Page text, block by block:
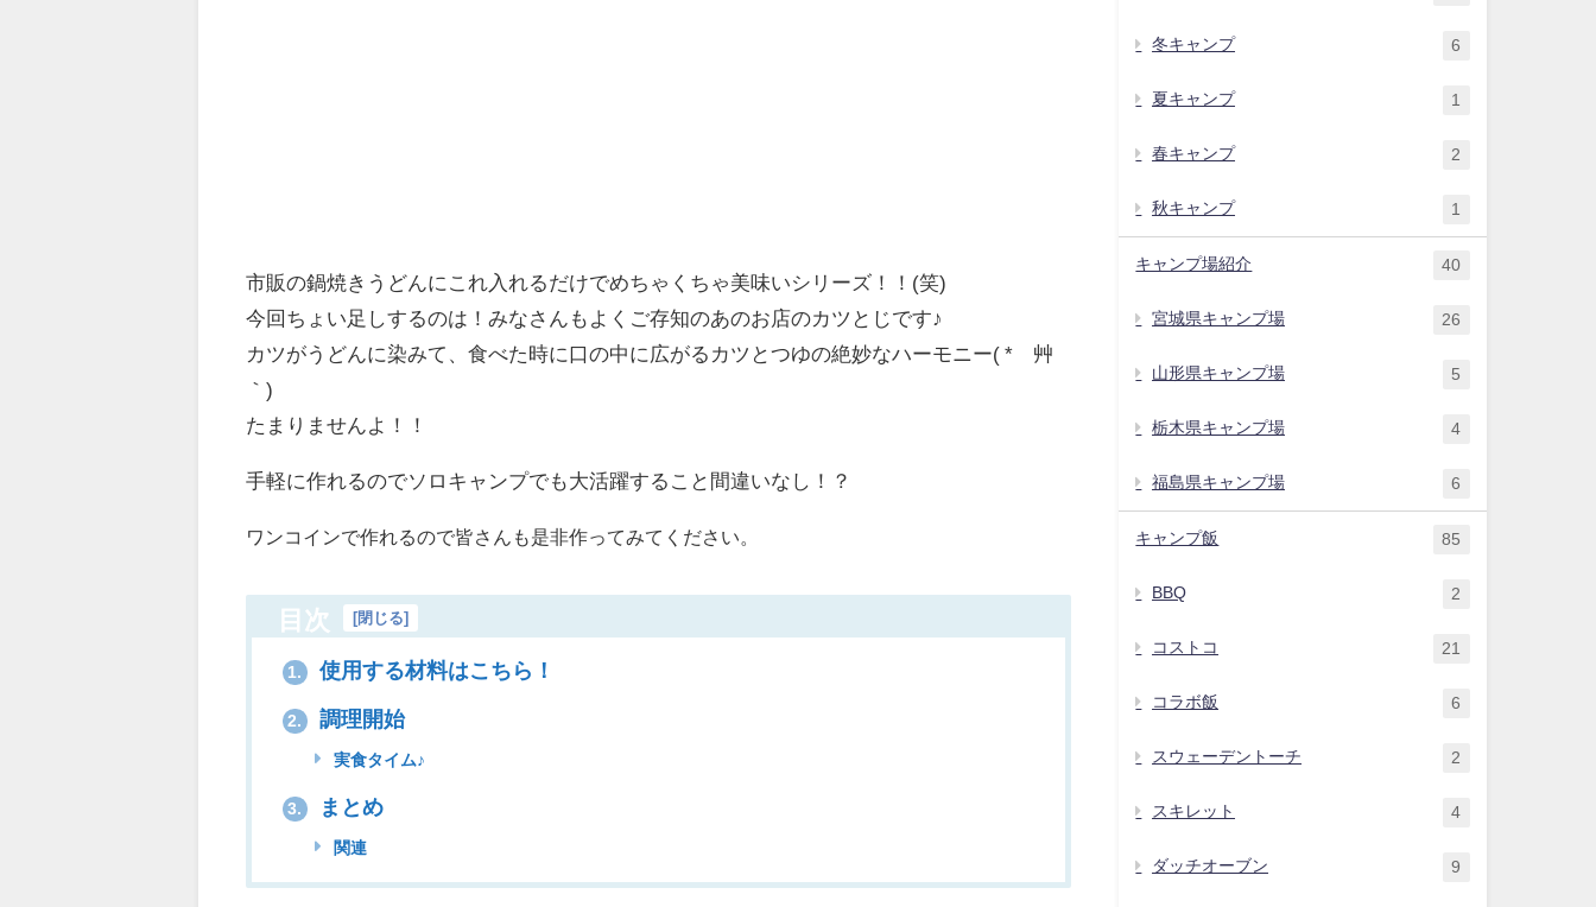
市販の鍋焼きうどんにこれ入れるだけでめちゃくちゃ美味いシリーズ！！(笑)
今回ちょい足しするのは！みなさんもよくご存知のあのお店のカツとじです♪
カツがうどんに染みて、食べた時に口の中に広がるカツとつゆの絶妙なハーモニー( *´艸
｀)
たまりませんよ！！
手軽に作れるのでソロキャンプでも大活躍すること間違いなし！？
ワンコインで作れるので皆さんも是非作ってみてください。
目次 [閉じる]
1. 使用する材料はこちら！
2. 調理開始
実食タイム♪
3. まとめ
関連
冬キャンプ 6
夏キャンプ 1
春キャンプ 2
秋キャンプ 1
キャンプ場紹介 40
宮城県キャンプ場 26
山形県キャンプ場 5
栃木県キャンプ場 4
福島県キャンプ場 6
キャンプ飯 85
BBQ 2
コストコ 21
コラボ飯 6
スウェーデントーチ 2
スキレット 4
ダッチオーブン 9